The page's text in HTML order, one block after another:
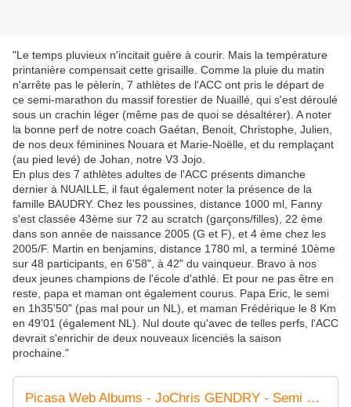
"Le temps pluvieux n'incitait guère à courir. Mais la température
printanière compensait cette grisaille. Comme la pluie du matin
n'arrête pas le pèlerin, 7 athlètes de l'ACC ont pris le départ de
ce semi-marathon du massif forestier de Nuaillé, qui s'est déroulé
sous un crachin léger (même pas de quoi se désaltérer). A noter
la bonne perf de notre coach Gaétan, Benoit, Christophe, Julien,
de nos deux féminines Nouara et Marie-Noëlle, et du remplaçant
(au pied levé) de Johan, notre V3 Jojo.
En plus des 7 athlètes adultes de l'ACC présents dimanche
dernier à NUAILLE, il faut également noter la présence de la
famille BAUDRY. Chez les poussines, distance 1000 ml, Fanny
s'est classée 43ème sur 72 au scratch (garçons/filles), 22 ème
dans son année de naissance 2005 (G et F), et 4 ème chez les
2005/F. Martin en benjamins, distance 1780 ml, a terminé 10ème
sur 48 participants, en 6'58", à 42" du vainqueur. Bravo à nos
deux jeunes champions de l'école d'athlé. Et pour ne pas être en
reste, papa et maman ont également courus. Papa Eric, le semi
en 1h35'50" (pas mal pour un NL), et maman Frédérique le 8 Km
en 49'01 (également NL). Nul doute qu'avec de telles perfs, l'ACC
devrait s'enrichir de deux nouveaux licenciés la saison
prochaine."
Picasa Web Albums - JoChris GENDRY - Semi Marathon...